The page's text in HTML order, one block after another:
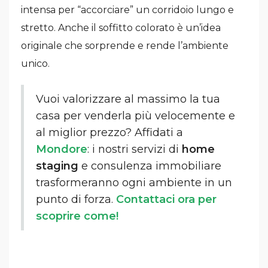
intensa per “accorciare” un corridoio lungo e
stretto. Anche il soffitto colorato è un’idea
originale che sorprende e rende l’ambiente
unico.
Vuoi valorizzare al massimo la tua
casa per venderla più velocemente e
al miglior prezzo? Affidati a
Mondore: i nostri servizi di home
staging e consulenza immobiliare
trasformeranno ogni ambiente in un
punto di forza. Contattaci ora per
scoprire come!